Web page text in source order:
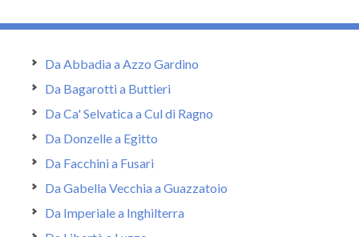
Da Abbadia a Azzo Gardino
Da Bagarotti a Buttieri
Da Ca' Selvatica a Cul di Ragno
Da Donzelle a Egitto
Da Facchini a Fusari
Da Gabella Vecchia a Guazzatoio
Da Imperiale a Inghilterra